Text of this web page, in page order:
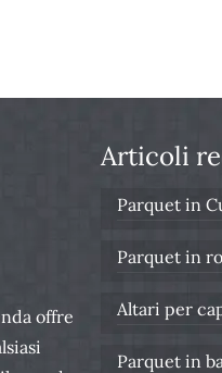
offre
Articoli
Parquet in
Parquet in
Altari per
Parquet in